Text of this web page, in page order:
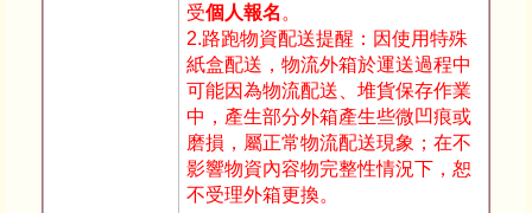
受個人報名 。
2.路跑物資配送提醒：因使用特殊
紙盒配送，物流外箱於運送過程中
可能因為物流配送、堆貨保存作業
中，產生部分外箱產生些微凹痕或
磨損，屬正常物流配送現象；在不
影響物資內容物完整性情況下，恕
不受理外箱更換。